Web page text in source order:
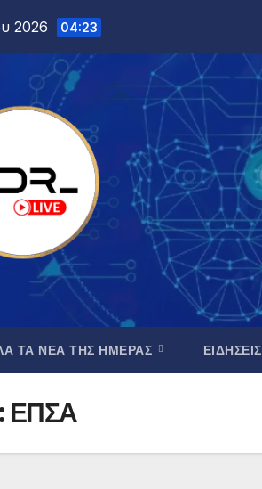
2026 04:23
ΤΑ ΝΕΑ ΤΗΣ ΗΜΕΡΑΣ ΕΙΔΗΣΕΙΣ
ΕΠΣΑ